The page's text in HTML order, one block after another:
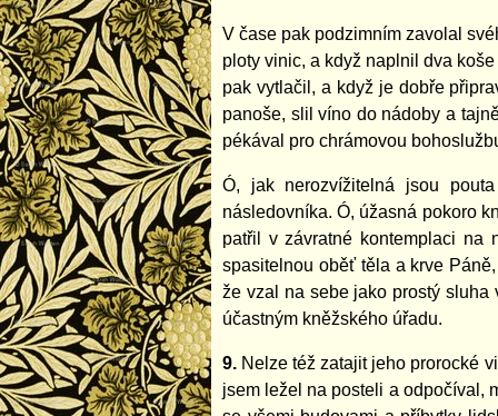
V čase pak podzimním zavolal
ploty vinic, a když naplnil dva
pak vytlačil, a když je dobře
panoše, slil víno do nádoby a
pékával pro chrámovou
Ó, jak nerozvížitelná jsou
následovníka. Ó, úžasná pokoro
patřil v závratné kontemplaci na
spasitelnou oběť těla a krve
že vzal na sebe jako prostý sluha
účastným kněžského úřadu.
9. Nelze též zatajit jeho prorocké
jsem ležel na posteli a odpočíval,